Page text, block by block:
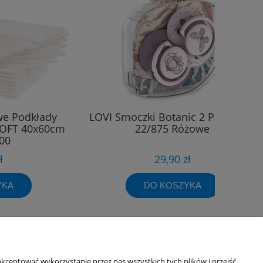
Podkłady
40x60cm
LOVI Smoczki Botanic 2 Pak 18m+
22/875 Różowe
29,90 zł
DO KOSZYKA